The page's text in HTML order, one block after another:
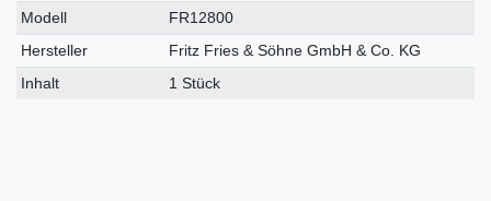
Modell
FR12800
Hersteller
Fritz Fries & Söhne GmbH & Co. KG
Inhalt
1 Stück